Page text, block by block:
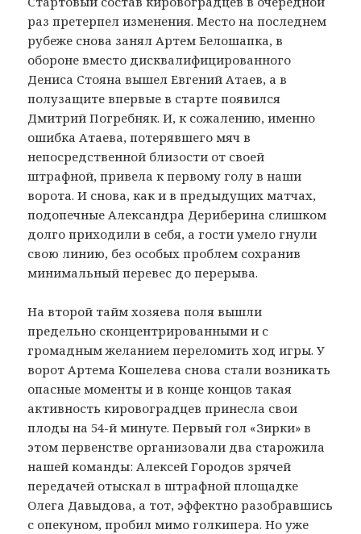
раз претерпел изменения. Место на последнем
рубеже снова занял Артем Белошапка, в
обороне вместо дисквалифицированного
Дениса Стояна вышел Евгений Атаев, а в
полузащите впервые в старте появился
Дмитрий Погребняк. И, к сожалению, именно
ошибка Атаева, потерявшего мяч в
непосредственной близости от своей
штрафной, привела к первому голу в наши
ворота. И снова, как и в предыдущих матчах,
подопечные Александра Дериберина слишком
долго приходили в себя, а гости умело гнули
свою линию, без особых проблем сохранив
минимальный перевес до перерыва.
На второй тайм хозяева поля вышли
предельно сконцентрированными и с
громадным желанием переломить ход игры. У
ворот Артема Кошелева снова стали возникать
опасные моменты и в конце концов такая
активность кировоградцев принесла свои
плоды на 54-й минуте. Первый гол «Зирки» в
этом первенстве организовали два старожила
нашей команды: Алексей Городов зрячей
передачей отыскал в штрафной площадке
Олега Давыдова, а тот, эффектно разобравшись
с опекуном, пробил мимо голкипера. Но уже